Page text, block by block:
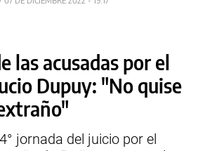
las acusadas por el
Dupuy: "No quise
jornada del juicio por el